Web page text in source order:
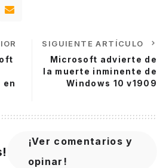
en
SIGUIENTE ARTÍCULO
Microsoft advierte de
la muerte inminente de
Windows 10 v1909
¡Ver comentarios y
opinar!